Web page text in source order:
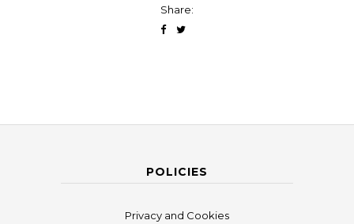
Share:
POLICIES
Privacy and Cookies